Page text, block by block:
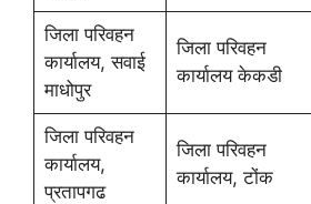
जिला परिवहन
कार्यालय, सवाई
माधोपुर
जिला परिवहन
कार्यालय केकडी
जिला परिवहन
कार्यालय,
प्रतापगढ
जिला परिवहन
कार्यालय, टोंक